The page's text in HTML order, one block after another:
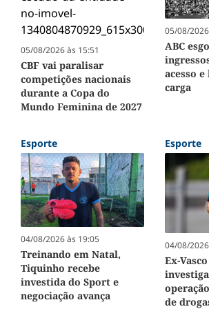
05/08/2026 às 15:51
CBF vai paralisar
competições nacionais
durante a Copa do
Mundo Feminina de 2027
05/08/
ABC
acesso e
carga
Esporte
04/08/2026 às 19:05
Treinando em Natal,
Tiquinho recebe
investida do Sport e
negociação avança
Esporte
04/08/
Ex-
de